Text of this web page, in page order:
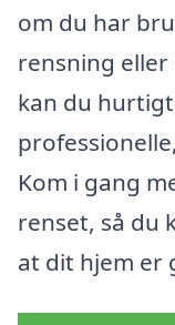
om du har
rensning
kan du
Kom i gang
renset, så du
at dit hjem er